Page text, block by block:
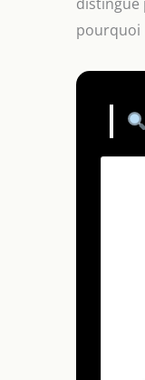
pourquoi